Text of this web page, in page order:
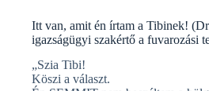
Itt van, amit én írtam a Tibinek!
igazságügyi szakértő a fuvarozási
„Szia Tibi!
Köszi a választ.